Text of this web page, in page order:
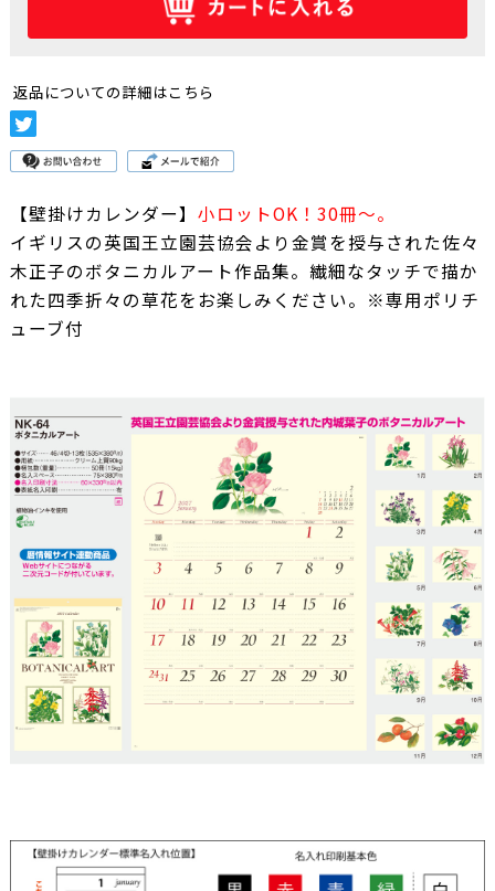
返品についての詳細はこちら
【壁掛けカレンダー】 小ロットOK！30冊～。
イギリスの英国王立園芸協会より金賞を授与された佐々
木正子のボタニカルアート作品集。繊細なタッチで描か
れた四季折々の草花をお楽しみください。※専用ポリチ
ューブ付